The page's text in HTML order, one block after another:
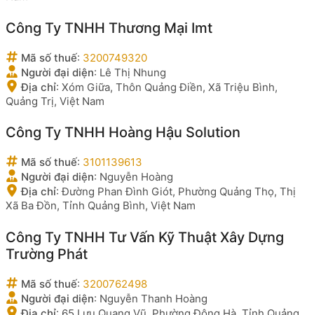
Công Ty TNHH Thương Mại Imt
Mã số thuế: 3200749320
Người đại diện: Lê Thị Nhung
Địa chỉ: Xóm Giữa, Thôn Quảng Điền, Xã Triệu Bình,
Quảng Trị, Việt Nam
Công Ty TNHH Hoàng Hậu Solution
Mã số thuế: 3101139613
Người đại diện: Nguyễn Hoàng
Địa chỉ:Đường Phan Đình Giót, Phường Quảng Thọ, Thị
Xã Ba Đồn, Tỉnh Quảng Bình, Việt Nam
Công Ty TNHH Tư Vấn Kỹ Thuật Xây Dựng
Trường Phát
Mã số thuế: 3200762498
Người đại diện: Nguyễn Thanh Hoàng